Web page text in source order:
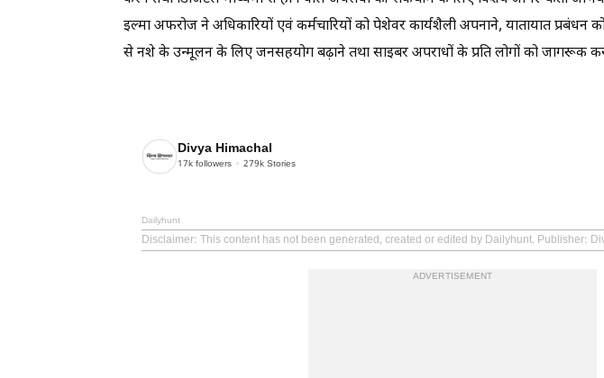
इल्मा अफरोज ने अधिकारियों एवं कर्मचारियों को पेशेवर कार्यशैली अपनाने, यातायात प्रबंधन
से नशे के उन्मूलन के लिए जनसहयोग बढ़ाने तथा साइबर अपराधों के प्रति लोगों को जागरूक
Divya Himachal
17k followers 279k Stories
Dailyhunt
Disclaimer: This content has not been generated, created or edited by Dailyhunt. Publisher:
ADVERTISEMENT